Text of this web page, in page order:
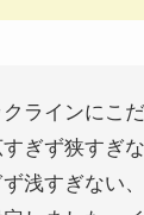
ラインにこ
すぎず狭すぎ
浅すぎない